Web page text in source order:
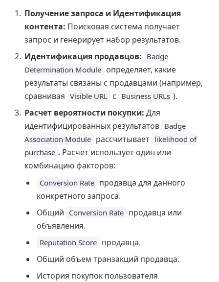
Получение запроса и Идентификация
контента: Поисковая система получает
запрос и генерирует набор результатов.
Идентификация продавцов: Badge
Determination Module определяет, какие
результаты связаны с продавцами (например,
сравнивая Visible URL с Business URLs ).
Расчет вероятности покупки: Для
идентифицированных результатов Badge
Association Module рассчитывает likelihood of
purchase . Расчет использует один или
комбинацию факторов:
Conversion Rate продавца для данного
конкретного запроса.
Общий Conversion Rate продавца или
объявления.
Reputation Score продавца.
Общий объем транзакций продавца.
История покупок пользователя